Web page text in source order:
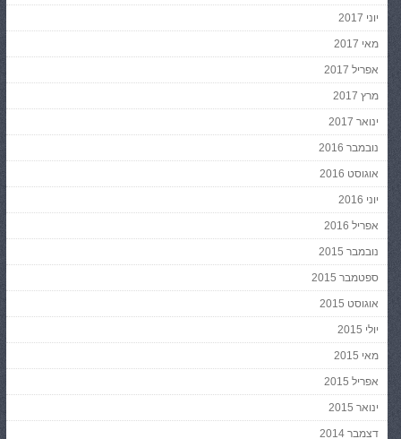
יוני 2017
מאי 2017
אפריל 2017
מרץ 2017
ינואר 2017
נובמבר 2016
אוגוסט 2016
יוני 2016
אפריל 2016
נובמבר 2015
ספטמבר 2015
אוגוסט 2015
יולי 2015
מאי 2015
אפריל 2015
ינואר 2015
דצמבר 2014